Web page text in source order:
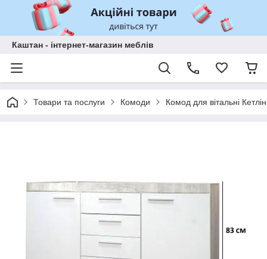
Каштан - інтернет-магазин меблів
Товари та послуги Комоди Комод для вітальні